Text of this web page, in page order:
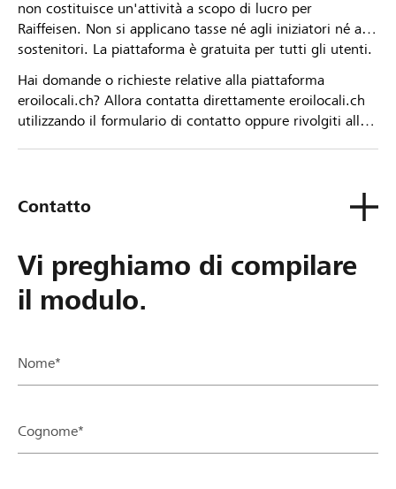
non costituisce un'attività a scopo di lucro per
Raiffeisen. Non si applicano tasse né agli iniziatori né ai
sostenitori. La piattaforma è gratuita per tutti gli utenti.
Hai domande o richieste relative alla piattaforma
eroilocali.ch? Allora contatta direttamente eroilocali.ch
utilizzando il formulario di contatto oppure rivolgiti alla
Contatto
Vi preghiamo di compilare
il modulo.
Nome*
Cognome*